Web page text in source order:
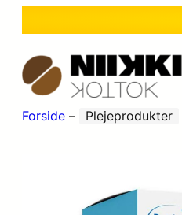
Forside – Plejeprodukter